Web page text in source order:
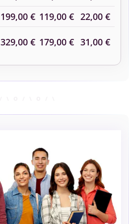
199,00 € 119,00 € 22,00 €
329,00 € 179,00 € 31,00 €